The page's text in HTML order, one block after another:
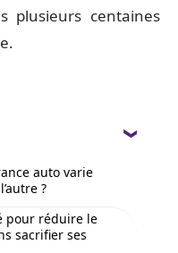
plusieurs centaines
auto varie
?
pour réduire le
sacrifier ses